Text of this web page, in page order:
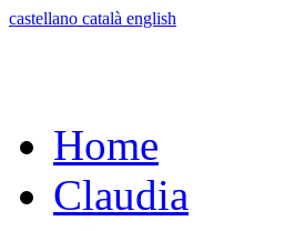
castellano català english
Home
Claudia